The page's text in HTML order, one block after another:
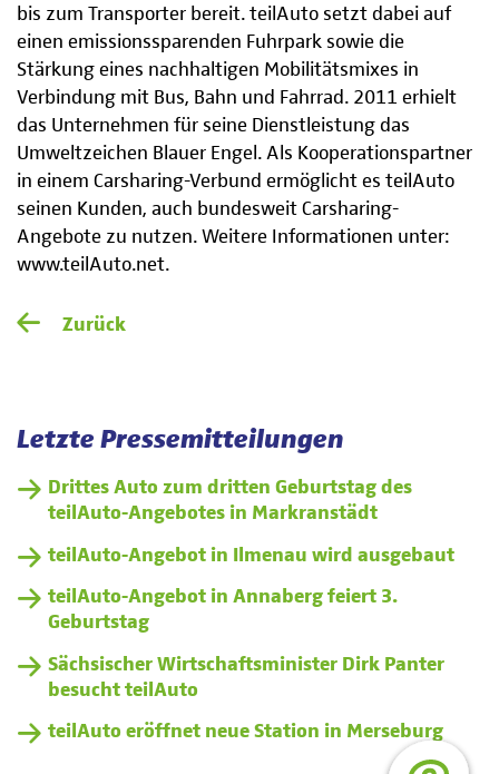
bis zum Transporter bereit. teilAuto setzt dabei auf
einen emissionssparenden Fuhrpark sowie die
Stärkung eines nachhaltigen Mobilitätsmixes in
Verbindung mit Bus, Bahn und Fahrrad. 2011 erhielt
das Unternehmen für seine Dienstleistung das
Umweltzeichen Blauer Engel. Als Kooperationspartner
in einem Carsharing-Verbund ermöglicht es teilAuto
seinen Kunden, auch bundesweit Carsharing-
Angebote zu nutzen. Weitere Informationen unter:
www.teilAuto.net.
Zurück
Letzte Pressemitteilungen
Drittes Auto zum dritten Geburtstag des
teilAuto-Angebotes in Markranstädt
teilAuto-Angebot in Ilmenau wird ausgebaut
teilAuto-Angebot in Annaberg feiert 3.
Geburtstag
Sächsischer Wirtschaftsminister Dirk Panter
besucht teilAuto
teilAuto eröffnet neue Station in Merseburg